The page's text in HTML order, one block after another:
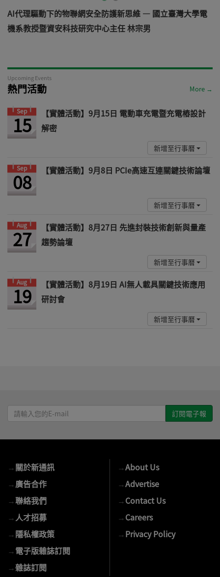
灣大學電 從汽車資安軌跡看見機器人未來: 機器人資安風險
道 — VicOne
Upcoming Events
熱門活動 More →
Sep
15
【實體活動】9月15日 電動車充電暨充電樁設計
解密
新增至行事曆
Sep
08 【實體活動】9月8日 PCIe高速互連關鍵技術論壇
新增至行事曆
Aug
27
【實體活動】8月27日 先進封裝技術創新與量產
趨勢論壇
新增至行事曆
Aug
19
【實體活動】8月19日 AI無人載具關鍵技術應用
研討會
新增至行事曆
請
輸
E-
mail
→關於新通訊
→廣告合作
→聯絡我們
→ 人才招募
→隱私權政策
→電子版雜誌訂閱
→雜誌訂閱
→About Us
→Advertise
→Contact Us
→Careers
→Privacy Policy